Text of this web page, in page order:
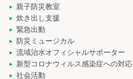
親子防災教室
炊き出し支援
緊急出動
防災ミュージカル
流域治水オフィシャルサポーター
新型コロナウィルス感染症への対応
社会活動